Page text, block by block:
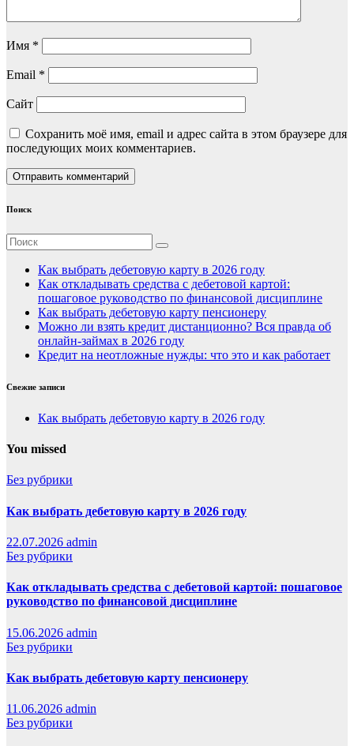
Имя *
Email *
Сайт
Сохранить моё имя, email и адрес сайта в этом браузере для
последующих моих комментариев.
Поиск
Как выбрать дебетовую карту в 2026 году
Как откладывать средства с дебетовой картой:
пошаговое руководство по финансовой дисциплине
Как выбрать дебетовую карту пенсионеру
Можно ли взять кредит дистанционно? Вся правда об
онлайн-займах в 2026 году
Кредит на неотложные нужды: что это и как работает
Свежие записи
Как выбрать дебетовую карту в 2026 году
You missed
Без рубрики
Как выбрать дебетовую карту в 2026 году
22.07.2026 admin
Без рубрики
Как откладывать средства с дебетовой картой: пошаговое
руководство по финансовой дисциплине
15.06.2026 admin
Без рубрики
Как выбрать дебетовую карту пенсионеру
11.06.2026 admin
Без рубрики